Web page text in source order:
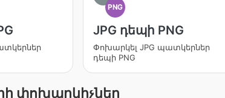
PNG
JPG դեպի PNG
Փոխարկել JPG պատկերներ
դեպի PNG
փոխարկիչներ